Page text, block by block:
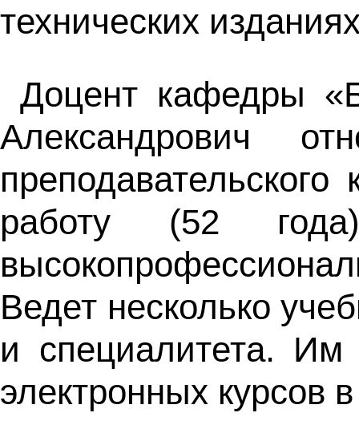
технических
Доцент кафедры
Александрович
работу (52
Ведет несколько
и специалитета. Им
электронных курсов